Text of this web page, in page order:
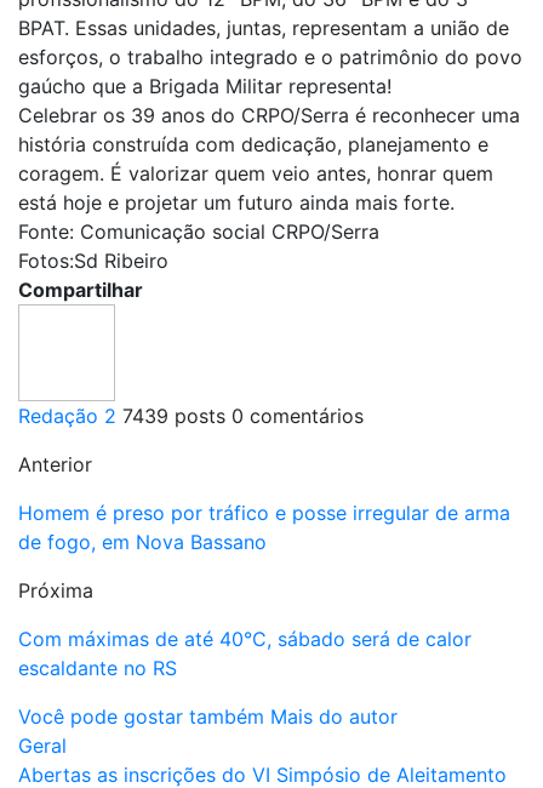
BPAT. Essas unidades, juntas, representam a união de
esforços, o trabalho integrado e o patrimônio do povo
gaúcho que a Brigada Militar representa!
Celebrar os 39 anos do CRPO/Serra é reconhecer uma
história construída com dedicação, planejamento e
coragem. É valorizar quem veio antes, honrar quem
está hoje e projetar um futuro ainda mais forte.
Fonte: Comunicação social CRPO/Serra
Fotos:Sd Ribeiro
Compartilhar
Redação 2 7439 posts 0 comentários
Anterior
Homem é preso por tráfico e posse irregular de arma
de fogo, em Nova Bassano
Próxima
Com máximas de até 40°C, sábado será de calor
escaldante no RS
Você pode gostar também Mais do autor
Geral
Abertas as inscrições do VI Simpósio de Aleitamento